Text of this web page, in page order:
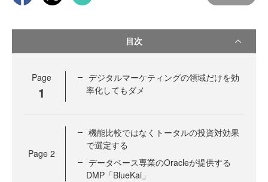
目次
Page
1
デジタルマーケティングの領域だけを効
率化してもダメ
Page 2
機能比較ではなくトータルの投資対効果
で選定する
データベース専業のOracleが提供する
DMP「BlueKai」